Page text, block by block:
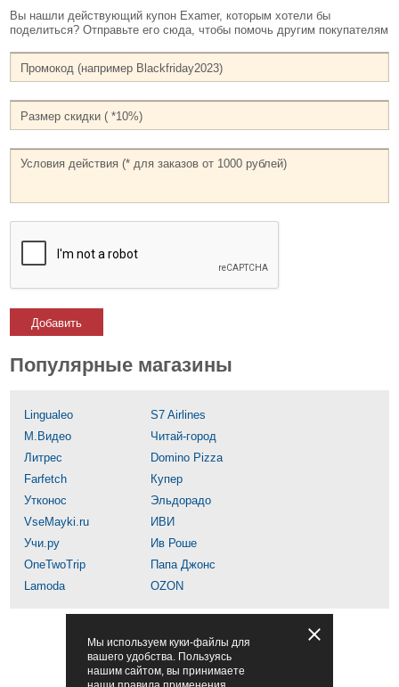
Вы нашли действующий купон Examer, которым хотели бы
поделиться? Отправьте его сюда, чтобы помочь другим покупателям
Добавить
Популярные магазины
Lingualeo
S7 Airlines
М.Видео
Читай-город
Литрес
Domino Pizza
Farfetch
Купер
Утконос
Эльдорадо
VseMayki.ru
ИВИ
Учи.ру
Ив Роше
OneTwoTrip
Папа Джонс
Lamoda
OZON
Мы используем куки-файлы для
вашего удобства. Пользуясь
нашим сайтом, вы принимаете